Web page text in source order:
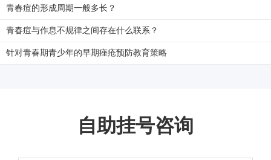
青春痘的形成周期一般多长？
青春痘与作息不规律之间存在什么联系？
针对青春期青少年的早期痤疮预防教育策略
自助挂号咨询